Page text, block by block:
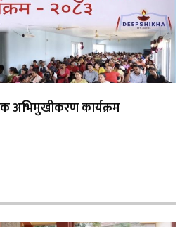
अभिमुखीकरण कार्यक्रम